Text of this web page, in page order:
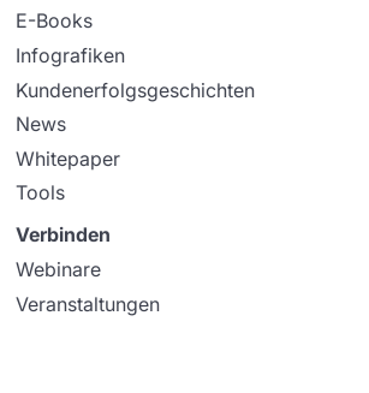
E-Books
Infografiken
Kundenerfolgsgeschichten
News
Whitepaper
Tools
Verbinden
Webinare
Veranstaltungen